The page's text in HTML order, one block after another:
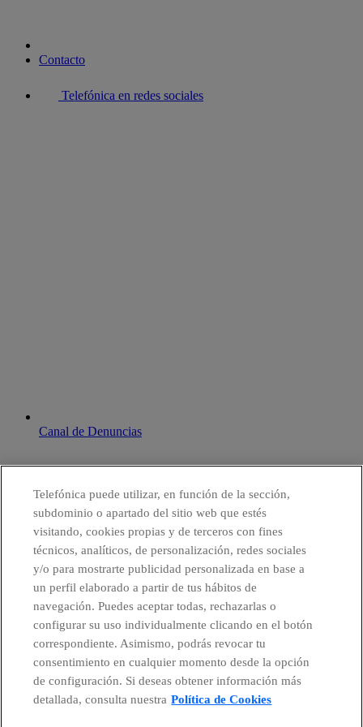
Contacto
Telefónica en redes sociales
Canal de Denuncias
Telefónica puede utilizar, en función de la sección,
subdominio o apartado del sitio web que estés
visitando, cookies propias y de terceros con fines
técnicos, analíticos, de personalización, redes sociales
y/o para mostrarte publicidad personalizada en base a
un perfil elaborado a partir de tus hábitos de
navegación. Puedes aceptar todas, rechazarlas o
configurar su uso individualmente clicando en el botón
correspondiente. Asimismo, podrás revocar tu
consentimiento en cualquier momento desde la opción
de configuración. Si deseas obtener información más
detallada, consulta nuestra Política de Cookies